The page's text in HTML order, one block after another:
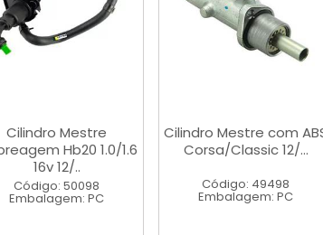
Cilindro Mestre
Hb20 1.0/1.6
16v 12/..
Código: 50098
Embalagem: PC
Cilindro Mestre com
Corsa/Classic 12/...
Código: 49498
Embalagem: PC